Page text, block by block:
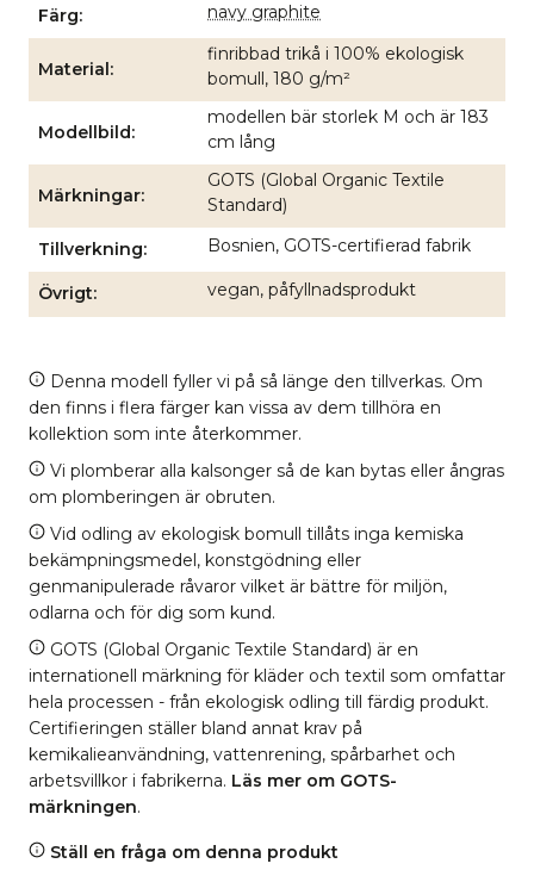
Färg navy graphite
Material
finribbad trikå i 100% ekologisk
bomull, 180 g/m²
Modellbild
modellen bär storlek M och är 183
cm lång
Märkningar
GOTS (Global Organic Textile
Standard)
Tillverkning Bosnien, GOTS-certifierad fabrik
Övrigt vegan, påfyllnadsprodukt
Denna modell fyller vi på så länge den tillverkas. Om
den finns i flera färger kan vissa av dem tillhöra en
kollektion som inte återkommer.
Vi plomberar alla kalsonger så de kan bytas eller ångras
om plomberingen är obruten.
Vid odling av ekologisk bomull tillåts inga kemiska
bekämpningsmedel, konstgödning eller
genmanipulerade råvaror vilket är bättre för miljön,
odlarna och för dig som kund.
GOTS (Global Organic Textile Standard) är en
internationell märkning för kläder och textil som omfattar
hela processen - från ekologisk odling till färdig produkt.
Certifieringen ställer bland annat krav på
kemikalieanvändning, vattenrening, spårbarhet och
arbetsvillkor i fabrikerna. Läs mer om GOTS-
märkningen.
Ställ en fråga om denna produkt